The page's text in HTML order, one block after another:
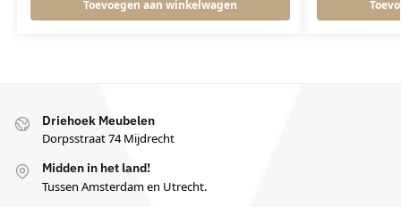
Toevoegen aan winkelwagen
Driehoek Meubelen
Dorpsstraat 74 Mijdrecht
Midden in het land!
Tussen Amsterdam en Utrecht.